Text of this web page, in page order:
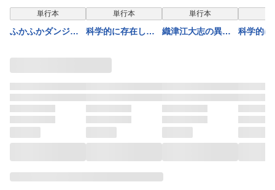
定なので最強にな
ったけど、もう闇
堕ち【ヤンデレ
か？２
ったんだが２【電
子版限定特典付
き】
師』だっ
だけの最
ィを作り
単行本
ふかふかダンジョ
世界転生冒険譚～
単行本
科学的に存在しう
の観察日誌 18
表示制限中
単行本
織津江大志の異世
科学的に